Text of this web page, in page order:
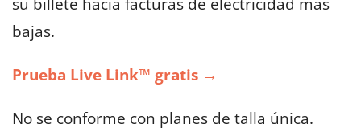
bajas.
Prueba Live Link™ gratis →
No se conforme con planes de talla única.